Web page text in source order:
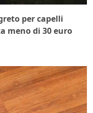
per capelli
meno di 30 euro